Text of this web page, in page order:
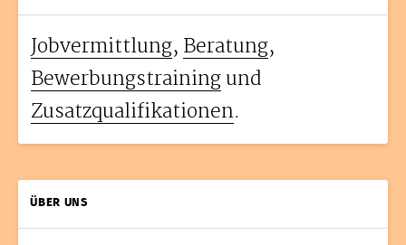
Jobvermittlung, Beratung,
Bewerbungstraining und
Zusatzqualifikationen.
ÜBER UNS